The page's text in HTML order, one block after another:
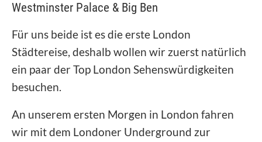
Westminster Palace & Big Ben
Für uns beide ist es die erste London
Städtereise, deshalb wollen wir zuerst natürlich
ein paar der Top London Sehenswürdigkeiten
besuchen.
An unserem ersten Morgen in London fahren
wir mit dem Londoner Underground zur